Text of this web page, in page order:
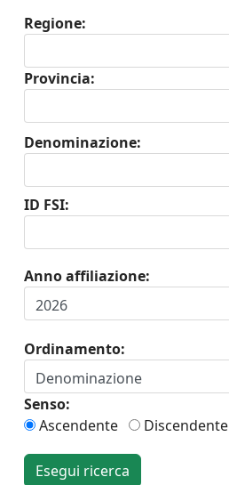
Regione:
Provincia:
Denominazione:
ID FSI:
Anno affiliazione:
Ordinamento:
Senso:
Ascendente
Discendente
Esegui ricerca